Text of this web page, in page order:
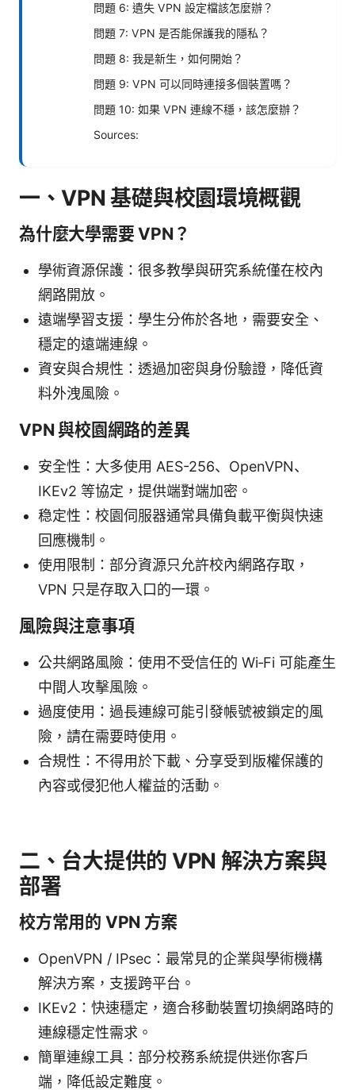
問題 6: 遺失 VPN 設定檔該怎麼辦？
問題 7: VPN 是否能保護我的隱私？
問題 8: 我是新生，如何開始？
問題 9: VPN 可以同時連接多個裝置嗎？
問題 10: 如果 VPN 連線不穩，該怎麼辦？
Sources:
一、VPN 基礎與校園環境概觀
為什麼大學需要 VPN？
學術資源保護：很多教學與研究系統僅在校內
網路開放。
遠端學習支援：學生分佈於各地，需要安全、
穩定的遠端連線。
資安與合規性：透過加密與身份驗證，降低資
料外洩風險。
VPN 與校園網路的差異
安全性：大多使用 AES-256、OpenVPN、
IKEv2 等協定，提供端對端加密。
稳定性：校園伺服器通常具備負載平衡與快速
回應機制。
使用限制：部分資源只允許校內網路存取，
VPN 只是存取入口的一環。
風險與注意事項
公共網路風險：使用不受信任的 Wi‑Fi 可能產生
中間人攻擊風險。
過度使用：過長連線可能引發帳號被鎖定的風
險，請在需要時使用。
合規性：不得用於下載、分享受到版權保護的
內容或侵犯他人權益的活動。
二、台大提供的 VPN 解決方案與
部署
校方常用的 VPN 方案
OpenVPN / IPsec：最常見的企業與學術機構
解決方案，支援跨平台。
IKEv2：快速穩定，適合移動裝置切換網路時的
連線穩定性需求。
簡單連線工具：部分校務系統提供迷你客戶
端，降低設定難度。